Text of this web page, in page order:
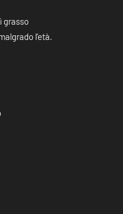
grasso
l’età.